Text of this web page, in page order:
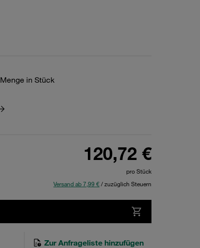
Menge in Stück
120,72 €
pro Stück
Versand ab 7,99 €/ zuzüglich Steuern
Zur Anfrageliste hinzufügen